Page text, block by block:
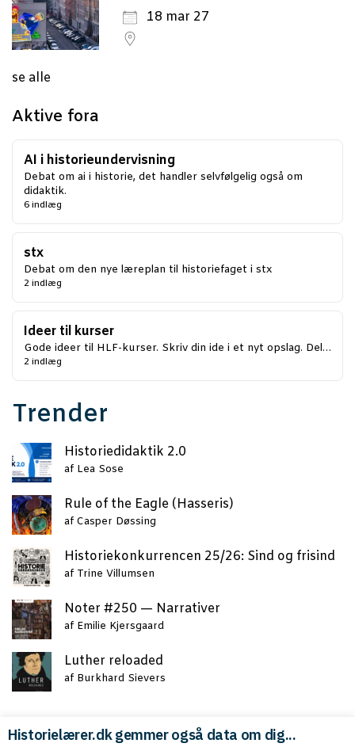
18 mar 27
se alle
Aktive fora
AI i historieundervisning
Debat om ai i historie, det handler selvfølgelig også om
didaktik.
6 indlæg
stx
Debat om den nye læreplan til historiefaget i stx
2 indlæg
Ideer til kurser
Gode ideer til HLF-kurser. Skriv din ide i et nyt opslag. Del…
2 indlæg
Trender
Histo­ri­e­di­dak­tik 2.0
af Lea Sose
Rule of the Eag­le (Has­se­ris)
af Casper Døssing
Histo­rie­kon­kur­ren­cen 25/26: Sind og frisind
af Trine Villumsen
Noter #250 — Narrativer
af Emilie Kjersgaard
Lut­her reloaded
af Burkhard Sievers
Historielærer.dk gemmer også data om dig...